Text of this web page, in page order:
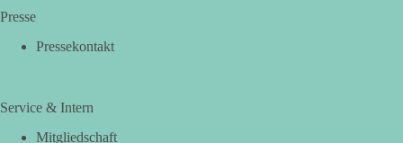
Presse
Pressekontakt
Service & Intern
Mitgliedschaft